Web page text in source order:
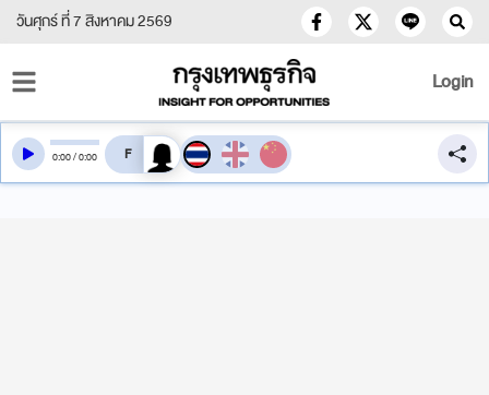
วันศุกร์ ที่ 7 สิงหาคม 2569
Login
0:00/0:00 สลับเสียงอ่าน